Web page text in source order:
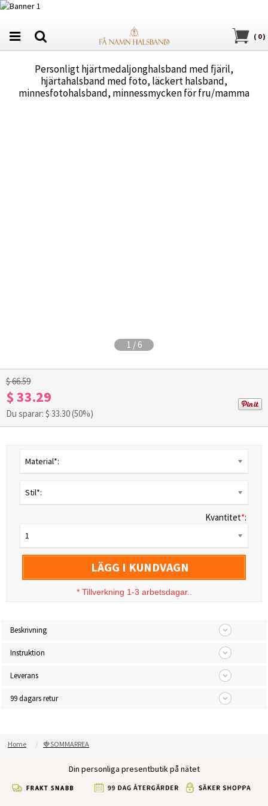
( 0)
Personligt hjärtmedaljonghalsband med fjäril,
hjärtahalsband med foto, läckert halsband,
minnesfotohalsband, minnessmycken för fru/mamma
1 / 6
$ 66.59
$ 33.29
Du sparar: $ 33.30(50%)
Material*:
Stil*:
Kvantitet*:
1
LÄGG I KUNDVAGN
* Tillverkning 1-3 arbetsdagar..
Beskrivning
Instruktion
Leverans
99 dagars retur
Home 🍓SOMMARREA
Din personliga presentbutik på nätet